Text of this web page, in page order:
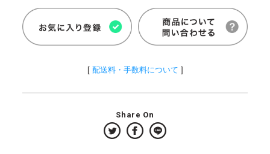
[ 配送料・手数料について ]
Share On